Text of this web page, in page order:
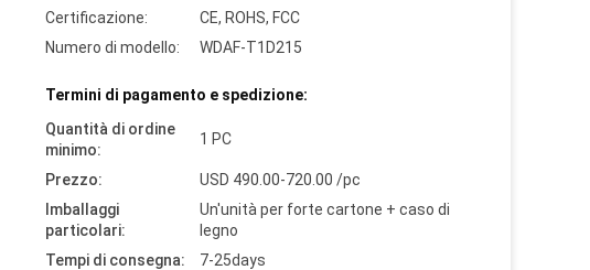
Certificazione:
CE, ROHS, FCC
Numero di modello:
WDAF-T1D215
Termini di pagamento e spedizione:
Quantità di ordine
minimo:
1 PC
Prezzo:
USD 490.00-720.00 /pc
Imballaggi
particolari:
Un'unità per forte cartone + caso di
legno
Tempi di consegna:
7-25days